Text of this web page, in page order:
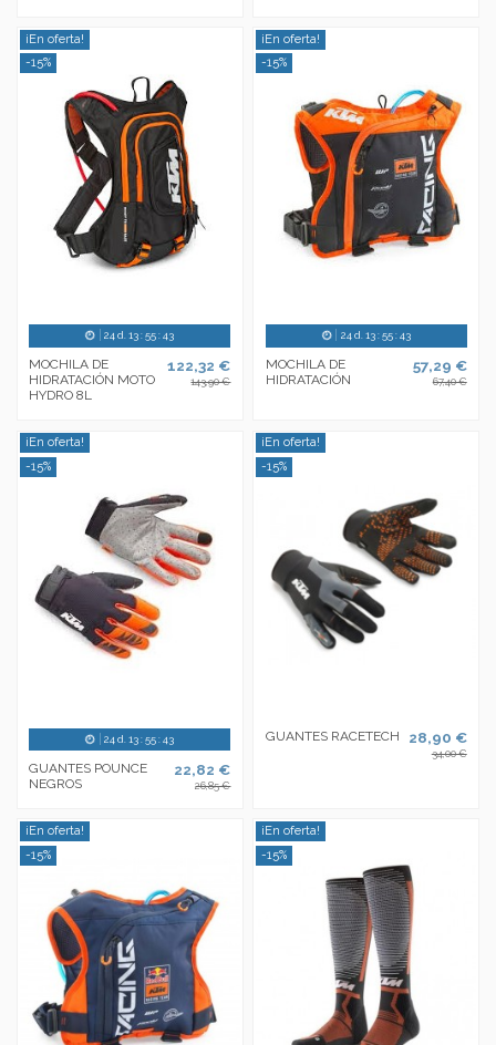
¡En oferta!
-15%
24d. 13:55:43
MOCHILA DE
HIDRATACIÓN MOTO
HYDRO 8L
122,32 €
143,90 €
¡En oferta!
-15%
24d. 13:55:43
MOCHILA DE
HIDRATACIÓN
57,29 €
67,40 €
¡En oferta!
-15%
24 d. 13:55:43
GUANTES POUNCE
NEGROS
22,82 €
26,85 €
¡En oferta!
-15%
GUANTES RACETECH 28,90 €
34,00 €
¡En oferta!
-15%
¡En oferta!
-15%